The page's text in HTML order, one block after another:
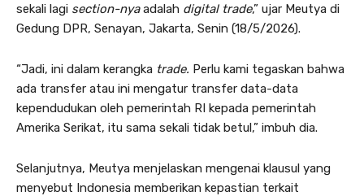
sekali lagi section-nyaadalah digital trade,” ujar Meutya di
Gedung DPR, Senayan, Jakarta, Senin (18/5/2026).
“Jadi, ini dalam kerangka trade. Perlu kami tegaskan bahwa
ada transfer atau ini mengatur transfer data-data
kependudukan oleh pemerintah RI kepada pemerintah
Amerika Serikat, itu sama sekali tidak betul,” imbuh dia.
Selanjutnya, Meutya menjelaskan mengenai klausul yang
menyebut Indonesia memberikan kepastian terkait